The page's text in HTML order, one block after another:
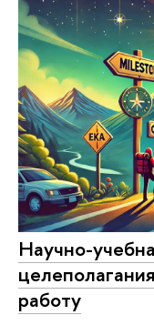
Научно-
работу